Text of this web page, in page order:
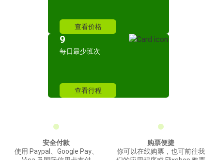
查看价格
9
每日最少班次
查看行程
安全付款
使用 Paypal、Google Pay、
购票便捷
你可以在线购票，也可前往我